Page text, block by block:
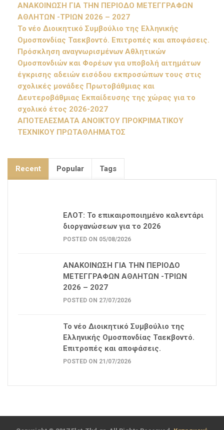
ΑΝΑΚΟΙΝΩΣΗ ΓΙΑ ΤΗΝ ΠΕΡΙΟΔΟ ΜΕΤΕΓΓΡΑΦΩΝ
ΑΘΛΗΤΩΝ -ΤΡΙΩΝ 2026 – 2027
Το νέο Διοικητικό Συμβούλιο της Ελληνικής
Ομοσπονδίας Ταεκβοντό. Επιτροπές και αποφάσεις.
Πρόσκληση αναγνωρισμένων Αθλητικών
Ομοσπονδιών και Φορέων για υποβολή αιτημάτων
έγκρισης αδειών εισόδου εκπροσώπων τους στις
σχολικές μονάδες Πρωτοβάθμιας και
Δευτεροβάθμιας Εκπαίδευσης της χώρας για το
σχολικό έτος 2026-2027
ΑΠΟΤΕΛΕΣΜΑΤΑ ΑΝΟΙΚΤΟΥ ΠΡΟΚΡΙΜΑΤΙΚΟΥ
ΤΕΧΝΙΚΟΥ ΠΡΩΤΑΘΛΗΜΑΤΟΣ
Recent Popular Tags
ΕΛΟΤ: Το επικαιροποιημένο καλεντάρι
διοργανώσεων για το 2026
POSTED ON 05/08/2026
ΑΝΑΚΟΙΝΩΣΗ ΓΙΑ ΤΗΝ ΠΕΡΙΟΔΟ
ΜΕΤΕΓΓΡΑΦΩΝ ΑΘΛΗΤΩΝ -ΤΡΙΩΝ
2026 – 2027
POSTED ON 27/07/2026
Το νέο Διοικητικό Συμβούλιο της
Ελληνικής Ομοσπονδίας Ταεκβοντό.
Επιτροπές και αποφάσεις.
POSTED ON 21/07/2026